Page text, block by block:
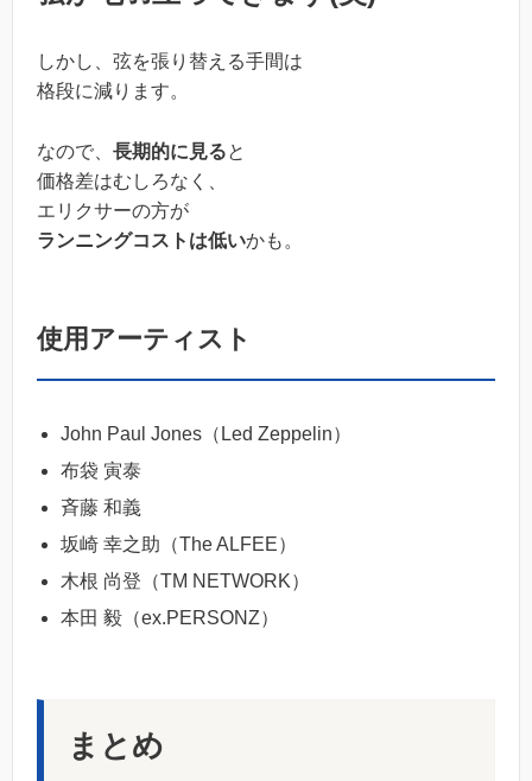
しかし、弦を張り替える手間は
格段に減ります。
なので、 長期的に見ると
価格差はむしろなく、
エリクサーの方が
ランニングコストは低いかも。
使用アーティスト
John Paul Jones（Led Zeppelin）
布袋 寅泰
斉藤 和義
坂崎 幸之助（The ALFEE）
木根 尚登（TM NETWORK）
本田 毅（ex.PERSONZ）
まとめ